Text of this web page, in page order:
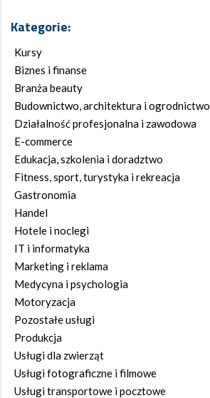
Kategorie:
Kursy
Biznes i finanse
Branża beauty
Budownictwo, architektura i ogrodnictwo
Działalność profesjonalna i zawodowa
E-commerce
Edukacja, szkolenia i doradztwo
Fitness, sport, turystyka i rekreacja
Gastronomia
Handel
Hotele i noclegi
IT i informatyka
Marketing i reklama
Medycyna i psychologia
Motoryzacja
Pozostałe usługi
Produkcja
Usługi dla zwierząt
Usługi fotograficzne i filmowe
Usługi transportowe i pocztowe